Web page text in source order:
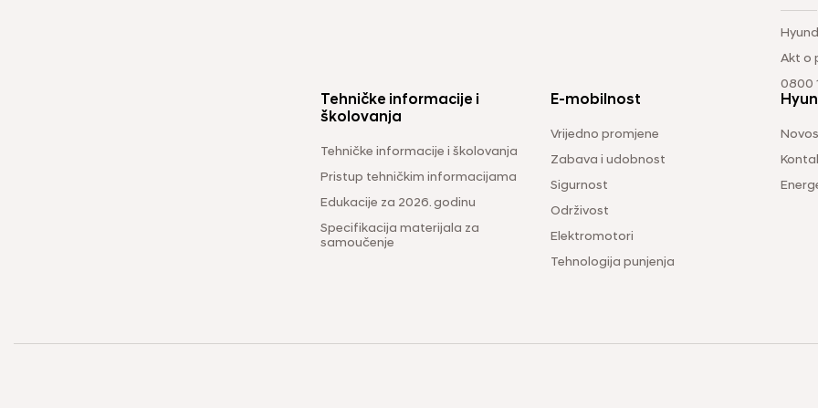
Akt o
0800
Tehničke informacije i
školovanja
Tehničke informacije i školovanja
Pristup tehničkim informacijama
Edukacije za 2026. godinu
Specifikacija materijala za
samoučenje
E-mobilnost
Vrijedno promjene
Zabava i udobnost
Sigurnost
Održivost
Elektromotori
Tehnologija punjenja